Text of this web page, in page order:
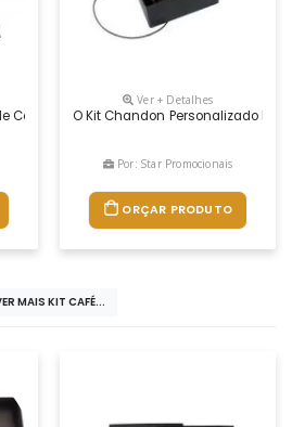
Corporativo
Ver + Detalhes
O Kit Chandon Personalizado É
Por: Star Promocionais
ORÇAR PRODUTO
MAIS KIT CAFÉ...